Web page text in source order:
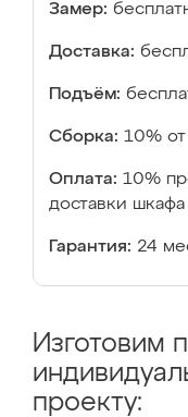
Замер:
Доставка:
Подъём:
Сборка: 10% от
Оплата: 10%
доставки шкафа
Гарантия: 24
Изготовим
проекту: